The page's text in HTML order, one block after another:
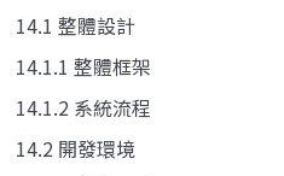
14.1 整體設計
14.1.1 整體框架
14.1.2 系統流程
14.2 開發環境